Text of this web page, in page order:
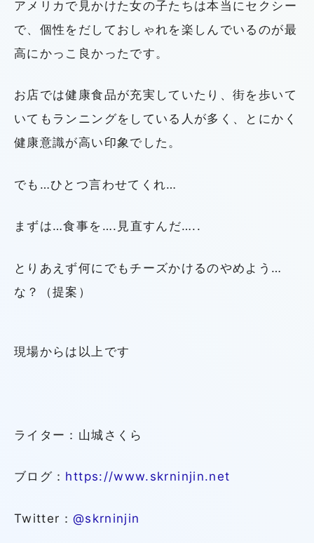
アメリカで見かけた女の子たちは本当にセクシー
で、個性をだしておしゃれを楽しんでいるのが最
高にかっこ良かったです。
お店では健康食品が充実していたり、街を歩いて
いてもランニングをしている人が多く、とにかく
健康意識が高い印象でした。
でも…ひとつ言わせてくれ…
まずは…食事を….見直すんだ…..
とりあえず何にでもチーズかけるのやめよう…
な？（提案）
現場からは以上です
ライター：山城さくら
ブログ： https://www.skrninjin.net
Twitter： @skrninjin